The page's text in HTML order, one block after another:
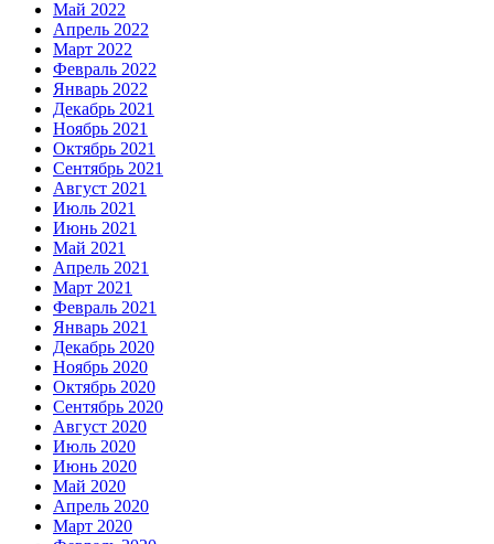
Май 2022
Апрель 2022
Март 2022
Февраль 2022
Январь 2022
Декабрь 2021
Ноябрь 2021
Октябрь 2021
Сентябрь 2021
Август 2021
Июль 2021
Июнь 2021
Май 2021
Апрель 2021
Март 2021
Февраль 2021
Январь 2021
Декабрь 2020
Ноябрь 2020
Октябрь 2020
Сентябрь 2020
Август 2020
Июль 2020
Июнь 2020
Май 2020
Апрель 2020
Март 2020